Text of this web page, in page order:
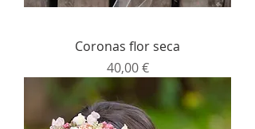
Coronas flor seca
Precio
40,00 €